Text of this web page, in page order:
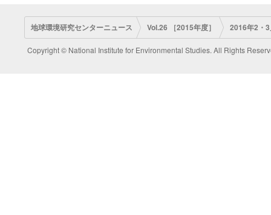
地球環境研究センターニュース Vol.26 ［2015年度］ 2016年2・
Copyright © National Institute for Environmental Studies. All Rights